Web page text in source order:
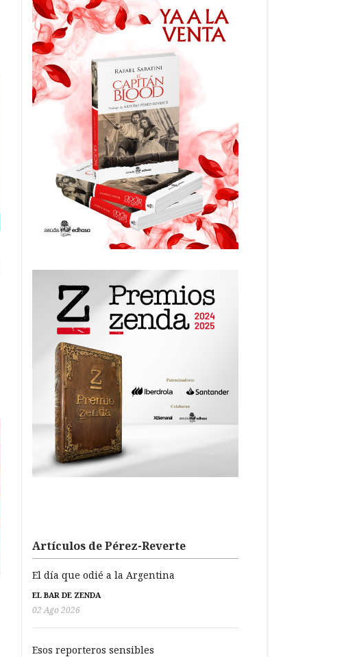
Artículos de Pérez-Reverte
El día que odié a la Argentina
EL BAR DE ZENDA
02 Ago 2026
Esos reporteros sensibles